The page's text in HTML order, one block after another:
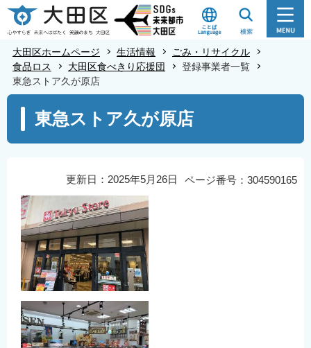
こ
の
の
頭
大田区ホームページ 生活情報
ごみ・リサイクル
食品ロス
大田区食べきり応援団
登録事業者一覧
東急ストア久が原店
こ
東急ストア久が原店
ページ番号：304590165
更新日：2025年5月26日